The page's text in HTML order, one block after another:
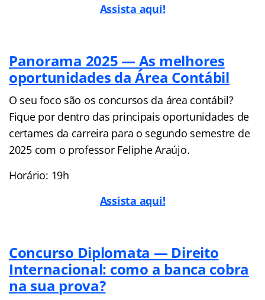
Assista aqui!
Panorama 2025 — As melhores
oportunidades da Área Contábil
O seu foco são os concursos da área contábil?
Fique por dentro das principais oportunidades de
certames da carreira para o segundo semestre de
2025 com o professor Feliphe Araújo.
Horário: 19h
Assista aqui!
Concurso Diplomata — Direito
Internacional: como a banca cobra
na sua prova?